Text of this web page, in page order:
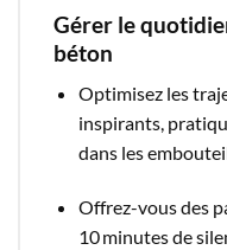
Gérer le
béton
Optimisez les
inspirants,
dans les
Offrez-vous des
10 minutes de